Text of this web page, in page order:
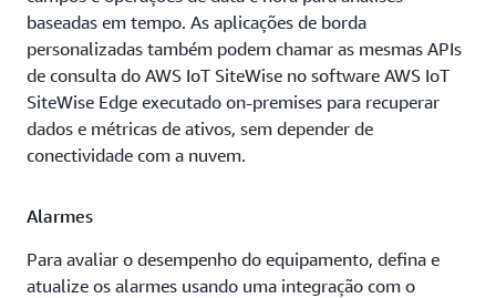
baseadas em tempo. As aplicações de borda
personalizadas também podem chamar as mesmas APIs
de consulta do AWS IoT SiteWise no software AWS IoT
SiteWise Edge executado on-premises para recuperar
dados e métricas de ativos, sem depender de
conectividade com a nuvem.
Alarmes
Para avaliar o desempenho do equipamento, defina e
atualize os alarmes usando uma integração com o